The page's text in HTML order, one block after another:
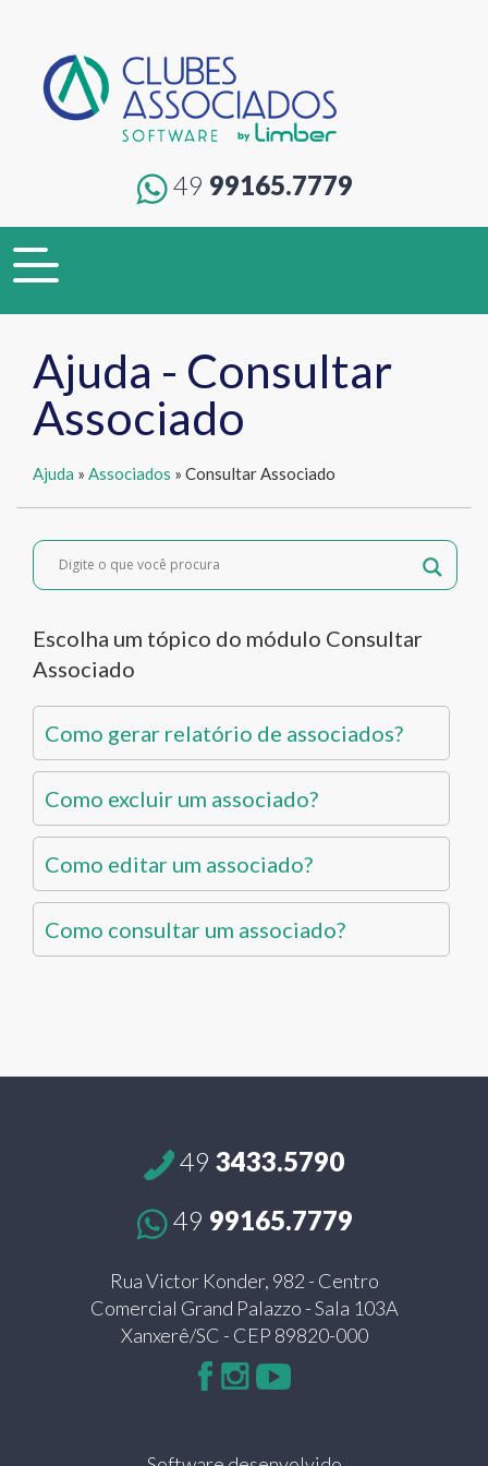
49 99165.7779
Toggle
navigation
Ajuda - Consultar
Associado
Ajuda » Associados » Consultar Associado
Escolha um tópico do módulo Consultar
Associado
Como gerar relatório de associados?
Como excluir um associado?
Como editar um associado?
Como consultar um associado?
49 3433.5790
49 99165.7779
Rua Victor Konder, 982 - Centro
Comercial Grand Palazzo - Sala 103A
Xanxerê/SC - CEP 89820-000